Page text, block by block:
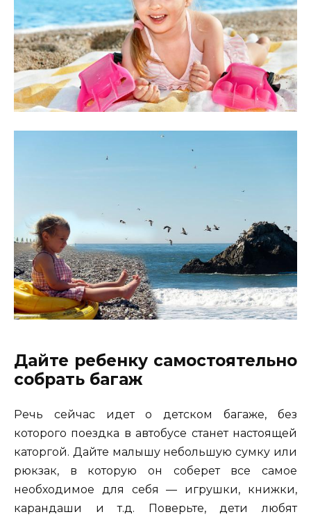
Дайте ребенку самостоятельно
собрать багаж
Речь сейчас идет о детском багаже, без
которого поездка в автобусе станет настоящей
каторгой. Дайте малышу небольшую сумку или
рюкзак, в которую он соберет все самое
необходимое для себя — игрушки, книжки,
карандаши и т.д. Поверьте, дети любят